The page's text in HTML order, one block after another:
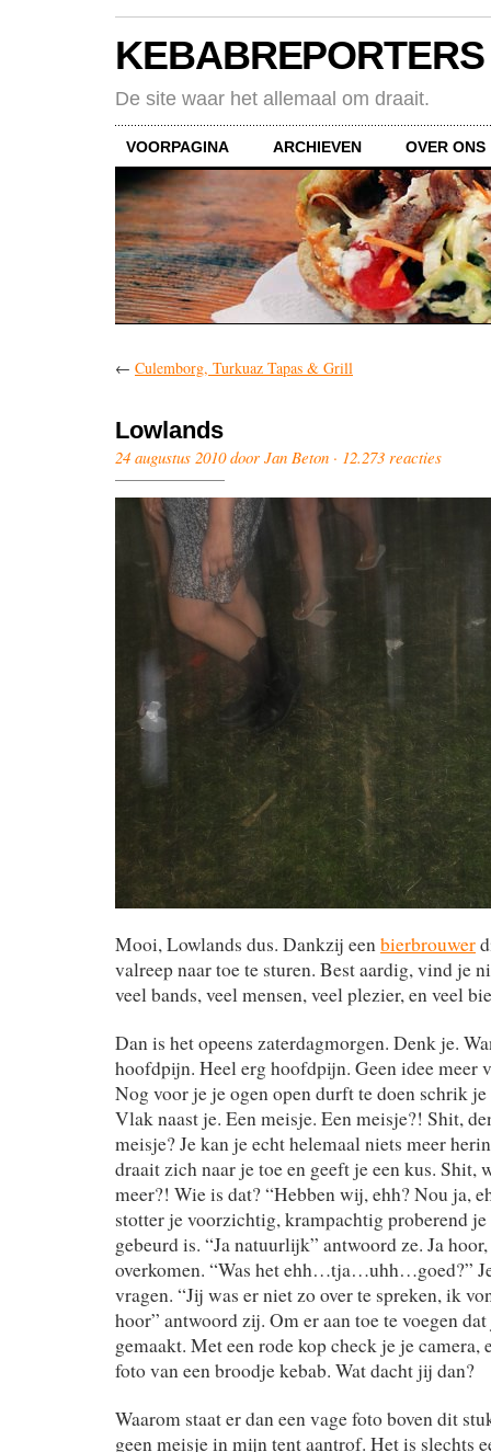
KEBABREPORTERS
De site waar het allemaal om draait.
VOORPAGINA ARCHIEVEN OVER ONS
← Culemborg, Turkuaz Tapas & Grill
Lowlands
24 augustus 2010 door Jan Beton · 12.273 reacties
Mooi, Lowlands dus. Dankzij eenbierbrouwer
valreep naar toe te sturen. Best aardig, vind je
veel bands, veel mensen, veel plezier, en veel
Dan is het opeens zaterdagmorgen. Denk je.
hoofdpijn. Heel erg hoofdpijn. Geen idee meer
Nog voor je je ogen open durft te doen schrik
Vlak naast je. Een meisje. Een meisje?! Shit,
meisje? Je kan je echt helemaal niets meer
draait zich naar je toe en geeft je een kus. Shit,
meer?! Wie is dat? “Hebben wij, ehh? Nou ja,
stotter je voorzichtig, krampachtig proberend
gebeurd is. “Ja natuurlijk” antwoord ze. Ja
overkomen. “Was het ehh…tja…uhh…goed?”
vragen. “Jij was er niet zo over te spreken, ik
hoor” antwoord zij. Om er aan toe te voegen
gemaakt. Met een rode kop check je je camera,
foto van een broodje kebab. Wat dacht jij dan?
Waarom staat er dan een vage foto boven dit
geen meisje in mijn tent aantrof. Het is slechts